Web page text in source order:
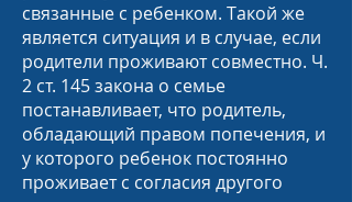
связанные с ребенком. Такой же
является ситуация и в случае, если
родители проживают совместно. Ч.
2 ст. 145 закона о семье
постанавливает, что родитель,
обладающий правом попечения, и
у которого ребенок постоянно
проживает с согласия другого